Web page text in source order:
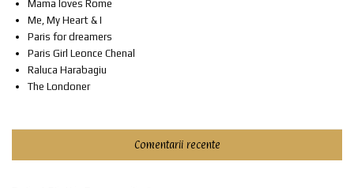
Mama loves Rome
Me, My Heart & I
Paris for dreamers
Paris Girl Leonce Chenal
Raluca Harabagiu
The Londoner
Comentarii recente